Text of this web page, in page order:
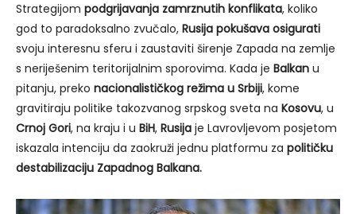
Strategijom podgrijavanja zamrznutih konflikata, koliko
god to paradoksalno zvučalo, Rusija pokušava osigurati
svoju interesnu sferu i zaustaviti širenje Zapada na zemlje
s neriješenim teritorijalnim sporovima. Kada je Balkan u
pitanju, preko nacionalističkog režima u Srbiji, kome
gravitiraju politike takozvanog srpskog sveta na Kosovu, u
Crnoj Gori, na kraju i u BiH, Rusija je Lavrovljevom posjetom
iskazala intenciju da zaokruži jednu platformu za političku
destabilizaciju Zapadnog Balkana.